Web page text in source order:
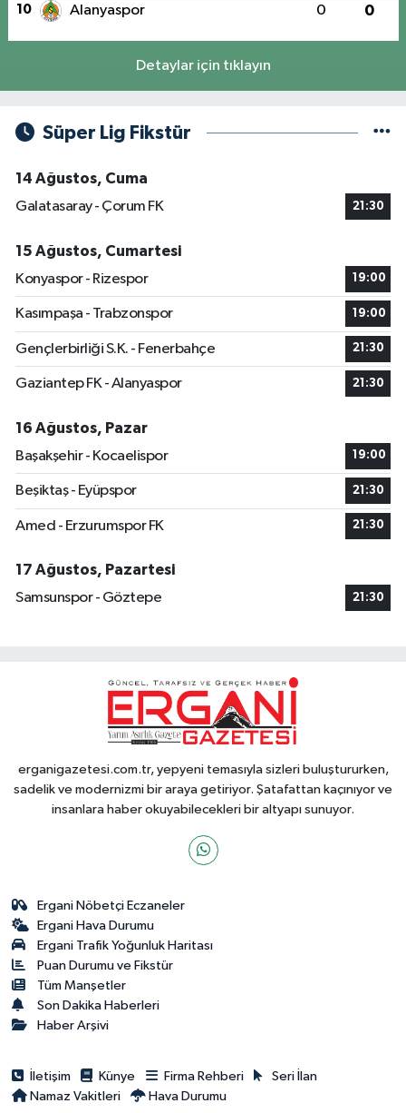
10 Alanyaspor 0 0
Detaylar için tıklayın
Süper Lig Fikstür
14 Ağustos, Cuma
Galatasaray - Çorum FK
21:30
15 Ağustos, Cumartesi
Konyaspor - Rizespor
19:00
Kasımpaşa - Trabzonspor 19:00
Gençlerbirliği S.K. - Fenerbahçe 21:30
Gaziantep FK - Alanyaspor 21:30
16 Ağustos, Pazar
Başakşehir - Kocaelispor
19:00
Beşiktaş - Eyüpspor 21:30
Amed - Erzurumspor FK 21:30
17 Ağustos, Pazartesi
Samsunspor - Göztepe
21:30
erganigazetesi.com.tr, yepyeni temasıyla sizleri buluştururken,
sadelik ve modernizmi bir araya getiriyor. Şatafattan kaçınıyor ve
insanlara haber okuyabilecekleri bir altyapı sunuyor.
Ergani Nöbetçi Eczaneler
Ergani Hava Durumu
Ergani Trafik Yoğunluk Haritası
Puan Durumu ve Fikstür
Tüm Manşetler
Son Dakika Haberleri
Haber Arşivi
İletişim Künye Firma Rehberi
Seri İlan
Namaz Vakitleri
Hava Durumu